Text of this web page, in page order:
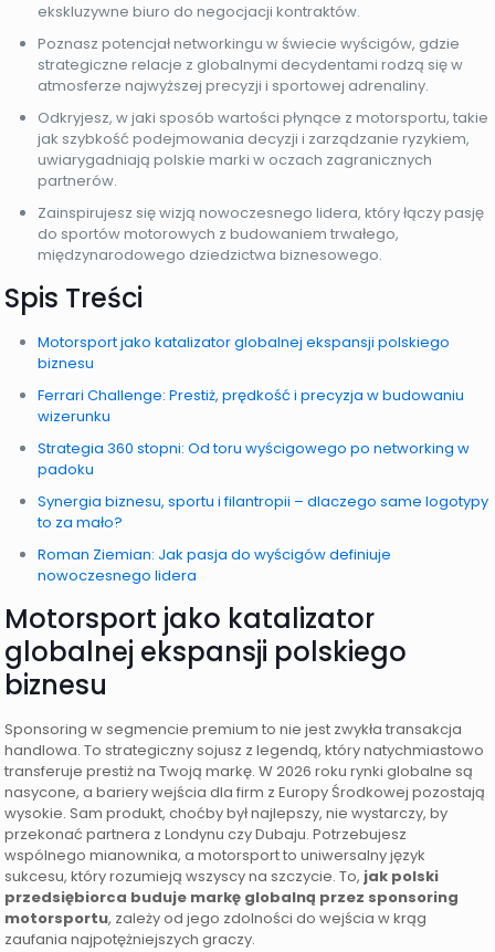
ekskluzywne biuro do negocjacji kontraktów.
Poznasz potencjał networkingu w świecie wyścigów, gdzie
strategiczne relacje z globalnymi decydentami rodzą się w
atmosferze najwyższej precyzji i sportowej adrenaliny.
Odkryjesz, w jaki sposób wartości płynące z motorsportu, takie
jak szybkość podejmowania decyzji i zarządzanie ryzykiem,
uwiarygadniają polskie marki w oczach zagranicznych
partnerów.
Zainspirujesz się wizją nowoczesnego lidera, który łączy pasję
do sportów motorowych z budowaniem trwałego,
międzynarodowego dziedzictwa biznesowego.
Spis Treści
Motorsport jako katalizator globalnej ekspansji polskiego
biznesu
Ferrari Challenge: Prestiż, prędkość i precyzja w budowaniu
wizerunku
Strategia 360 stopni: Od toru wyścigowego po networking w
padoku
Synergia biznesu, sportu i filantropii – dlaczego same logotypy
to za mało?
Roman Ziemian: Jak pasja do wyścigów definiuje
nowoczesnego lidera
Motorsport jako katalizator
globalnej ekspansji polskiego
biznesu
Sponsoring w segmencie premium to nie jest zwykła transakcja
handlowa. To strategiczny sojusz z legendą, który natychmiastowo
transferuje prestiż na Twoją markę. W 2026 roku rynki globalne są
nasycone, a bariery wejścia dla firm z Europy Środkowej pozostają
wysokie. Sam produkt, choćby był najlepszy, nie wystarczy, by
przekonać partnera z Londynu czy Dubaju. Potrzebujesz
wspólnego mianownika, a motorsport to uniwersalny język
sukcesu, który rozumieją wszyscy na szczycie. To, jak polski
przedsiębiorca buduje markę globalną przez sponsoring
motorsportu, zależy od jego zdolności do wejścia w krąg
zaufania najpotężniejszych graczy.